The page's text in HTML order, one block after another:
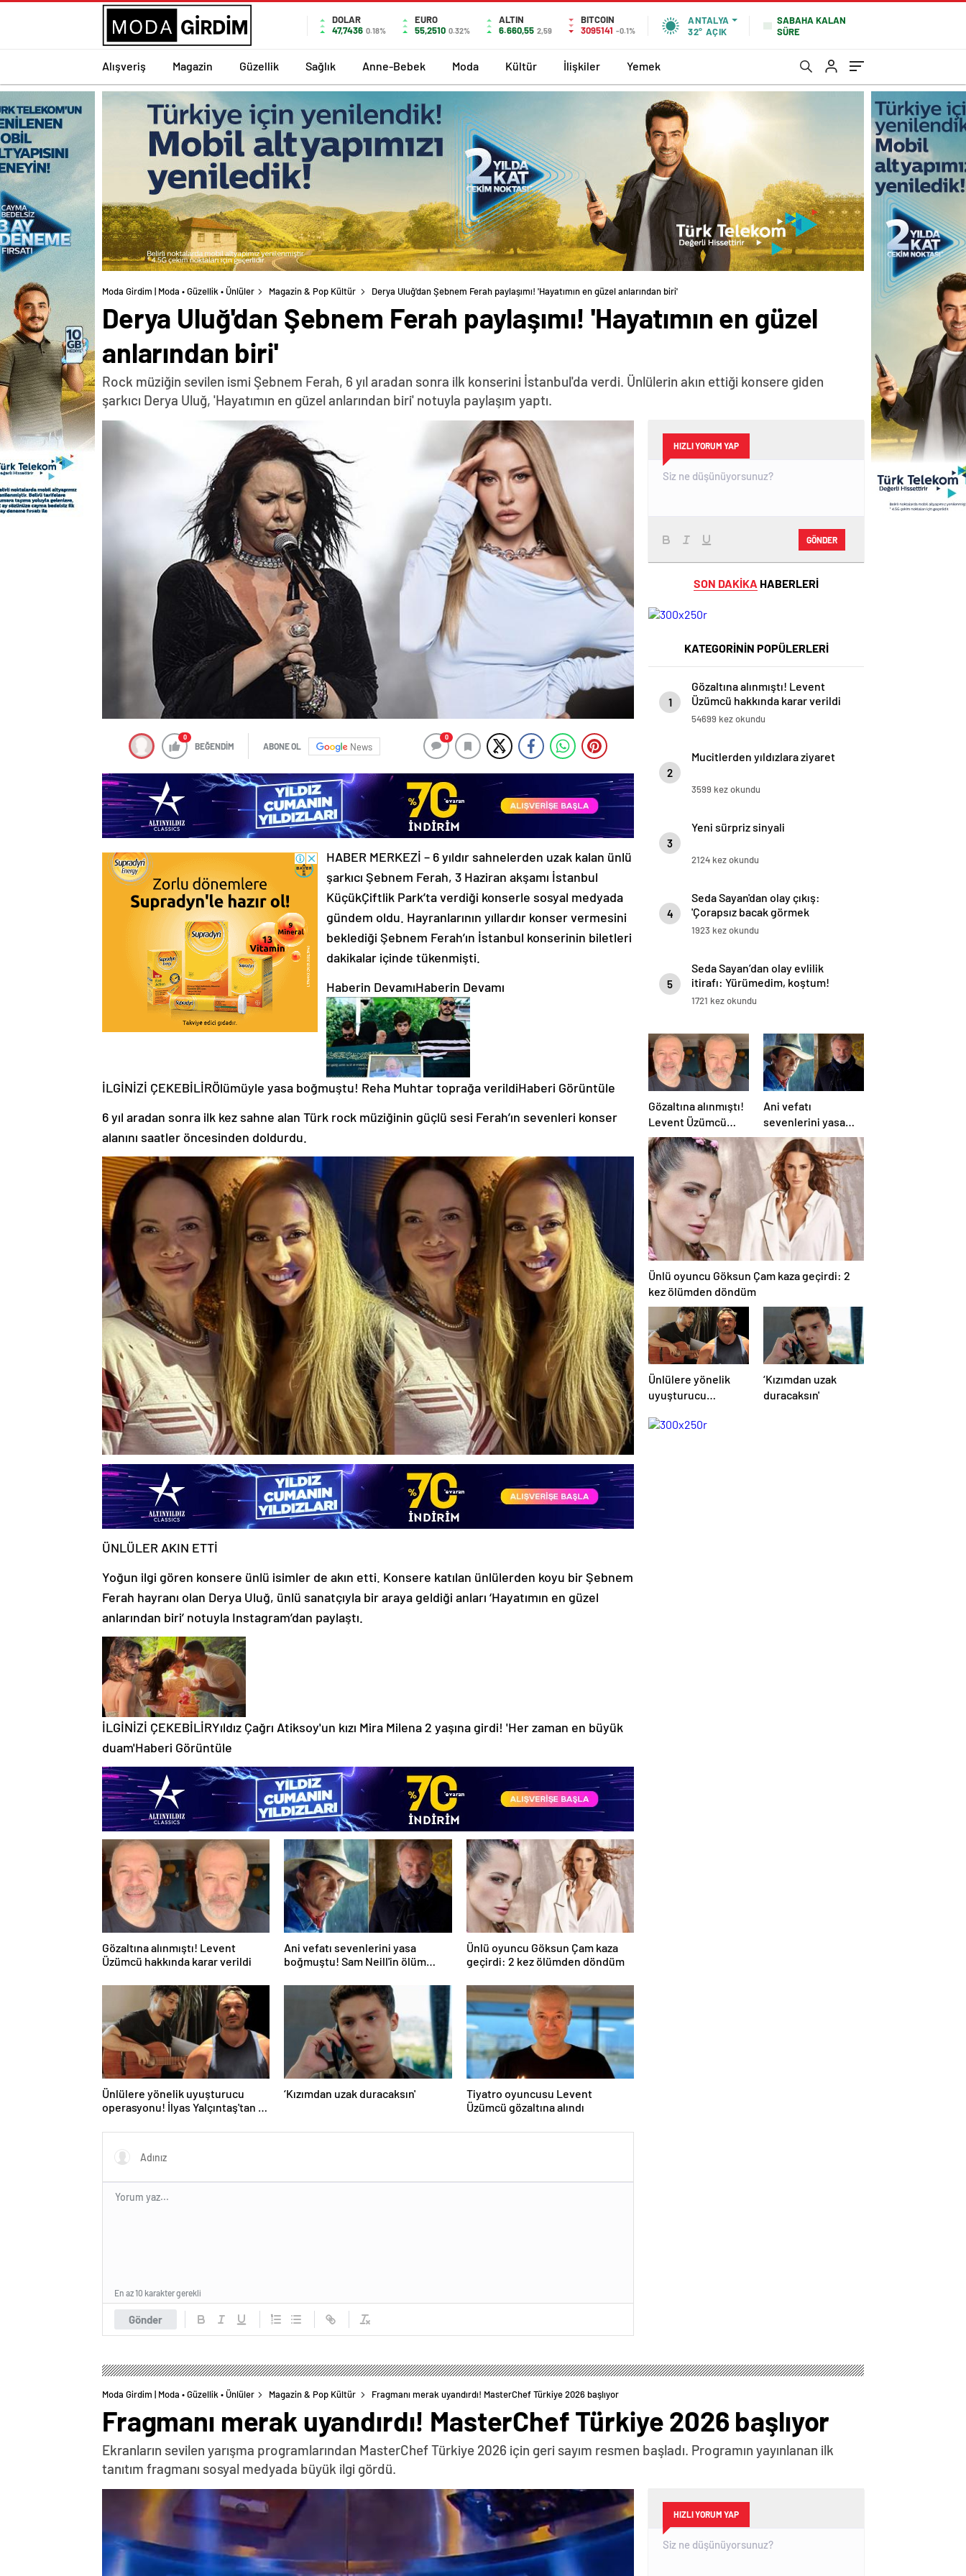
DOLAR
47,7436 0.18%
EURO
55,2510 0.32%
ALTIN
6.660,55 2,59
BITCOIN
3095141 -0.1%
ANTALYA
32° AÇIK
SABAHA KALAN
SÜRE
Alışveriş Magazin Güzellik Sağlık Anne-Bebek Moda Kültür İlişkiler Yemek
Moda Girdim | Moda • Güzellik • Ünlüler Magazin & Pop Kültür Derya Uluğ'dan Şebnem Ferah paylaşımı! 'Hayatımın en güzel anlarından biri'
Derya Uluğ'dan Şebnem Ferah paylaşımı! 'Hayatımın en güzel
anlarından biri'
Rock müziğin sevilen ismi Şebnem Ferah, 6 yıl aradan sonra ilk konserini İstanbul'da verdi. Ünlülerin akın ettiği konsere giden
şarkıcı Derya Uluğ, 'Hayatımın en güzel anlarından biri' notuyla paylaşım yaptı.
0
BEĞENDİM ABONE OL News
0
HABER MERKEZİ – 6 yıldır sahnelerden uzak kalan ünlü
şarkıcı Şebnem Ferah, 3 Haziran akşamı İstanbul
KüçükÇiftlik Park’ta verdiği konserle sosyal medyada
gündem oldu. Hayranlarının yıllardır konser vermesini
beklediği Şebnem Ferah’ın İstanbul konserinin biletleri
dakikalar içinde tükenmişti.
Haberin DevamıHaberin Devamı
İLGİNİZİ ÇEKEBİLİRÖlümüyle yasa boğmuştu! Reha Muhtar toprağa verildiHaberi Görüntüle
6 yıl aradan sonra ilk kez sahne alan Türk rock müziğinin güçlü sesi Ferah’ın sevenleri konser
alanını saatler öncesinden doldurdu.
ÜNLÜLER AKIN ETTİ
Yoğun ilgi gören konsere ünlü isimler de akın etti. Konsere katılan ünlülerden koyu bir Şebnem
Ferah hayranı olan Derya Uluğ, ünlü sanatçıyla bir araya geldiği anları ‘Hayatımın en güzel
anlarından biri’ notuyla Instagram’dan paylaştı.
İLGİNİZİ ÇEKEBİLİRYıldız Çağrı Atiksoy'un kızı Mira Milena 2 yaşına girdi! 'Her zaman en büyük
duam'Haberi Görüntüle
Gözaltına alınmıştı! Levent
Üzümcü hakkında karar verildi
Ani vefatı sevenlerini yasa
boğmuştu! Sam Neill'in ölüm
Ünlü oyuncu Göksun Çam kaza
geçirdi: 2 kez ölümden döndüm
Ünlülere yönelik uyuşturucu
operasyonu! İlyas Yalçıntaş'tan ilk
‘Kızımdan uzak duracaksın'
Tiyatro oyuncusu Levent
Üzümcü gözaltına alındı
Gönder
En az 10 karakter gerekli
HIZLI YORUM YAP
GÖNDER
SON DAKİKA HABERLERİ
KATEGORİNİN POPÜLERLERİ
1
Gözaltına alınmıştı! Levent
Üzümcü hakkında karar verildi
54699 kez okundu
2
Mucitlerden yıldızlara ziyaret
3599 kez okundu
3
Yeni sürpriz sinyali
2124 kez okundu
4
Seda Sayan'dan olay çıkış:
'Çorapsız bacak görmek
istemiyorum’
1923 kez okundu
5
Seda Sayan’dan olay evlilik
itirafı: Yürümedim, koştum!
1721 kez okundu
Gözaltına alınmıştı!
Levent Üzümcü
hakkında karar
verildi
Ani vefatı
sevenlerini yasa
boğmuştu! Sam
Neill'in ölüm nedeni
belli oldu
Ünlü oyuncu Göksun Çam kaza geçirdi: 2
kez ölümden döndüm
Ünlülere yönelik
uyuşturucu
Yalçıntaş'tan ilk
‘Kızımdan uzak
duracaksın'
Moda Girdim | Moda • Güzellik • Ünlüler Magazin & Pop Kültür Fragmanı merak uyandırdı! MasterChef Türkiye 2026 başlıyor
Fragmanı merak uyandırdı! MasterChef Türkiye 2026 başlıyor
Ekranların sevilen yarışma programlarından MasterChef Türkiye 2026 için geri sayım resmen başladı. Programın yayınlanan ilk
tanıtım fragmanı sosyal medyada büyük ilgi gördü.
HIZLI YORUM YAP